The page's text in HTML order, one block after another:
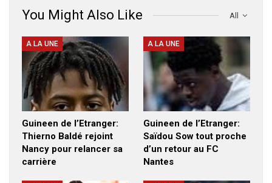
All
You Might Also Like
A LA UNE
Guineen de l’Etranger:
Thierno Baldé rejoint
Nancy pour relancer sa
carrière
A LA UNE
Guineen de l’Etranger:
Saïdou Sow tout proche
d’un retour au FC
Nantes